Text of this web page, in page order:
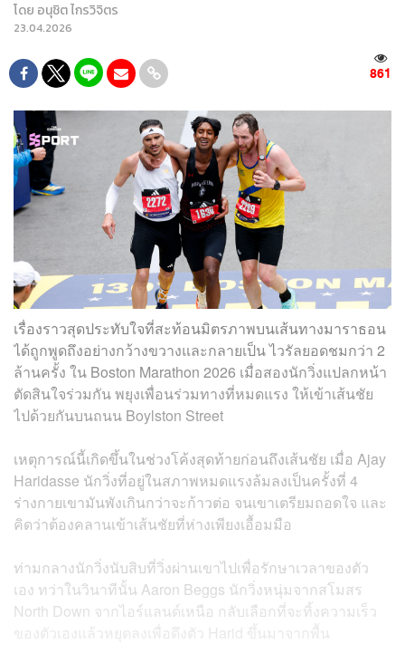
โดย อนุชิต ไกรวิจิตร
23.04.2026
861
เรื่องราวสุดประทับใจที่สะท้อนมิตรภาพบนเส้นทางมาราธอน
ได้ถูกพูดถึงอย่างกว้างขวางและกลายเป็น ไวรัลยอดชมกว่า 2
ล้านครั้ง ใน Boston Marathon 2026 เมื่อสองนักวิ่งแปลกหน้า
ตัดสินใจร่วมกัน พยุงเพื่อนร่วมทางที่หมดแรง ให้เข้าเส้นชัย
ไปด้วยกันบนถนน Boylston Street
เหตุการณ์นี้เกิดขึ้นในช่วงโค้งสุดท้ายก่อนถึงเส้นชัย เมื่อ Ajay
Haridasse นักวิ่งที่อยู่ในสภาพหมดแรงล้มลงเป็นครั้งที่ 4
ร่างกายเขามันพังเกินกว่าจะก้าวต่อ จนเขาเตรียมถอดใจ และ
คิดว่าต้องคลานเข้าเส้นชัยที่ห่างเพียงเอื้อมมือ
ท่ามกลางนักวิ่งนับสิบที่วิ่งผ่านเขาไปเพื่อรักษาเวลาของตัว
เอง ทว่าในวินาทีนั้น Aaron Beggs นักวิ่งหนุ่มจากสโมสร
North Down จากไอร์แลนด์เหนือ กลับเลือกที่จะทิ้งความเร็ว
ของตัวเองแล้วหยุดลงเพื่อดึงตัว Harid ขึ้นมาจากพื้น